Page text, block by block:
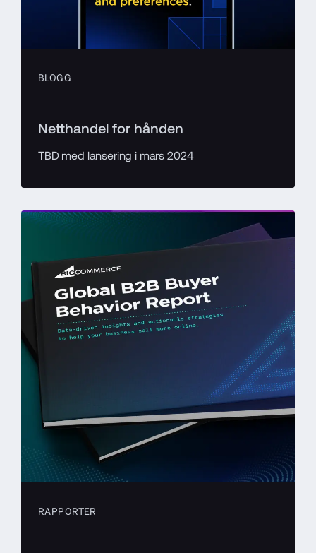
BLOGG
Netthandel for hånden
TBD med lansering i mars 2024
RAPPORTER